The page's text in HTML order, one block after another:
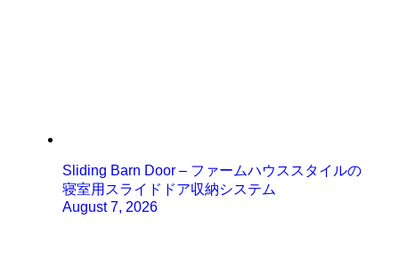
Sliding Barn Door – ファームハウススタイルの
寝室用スライドドア収納システム
August 7, 2026